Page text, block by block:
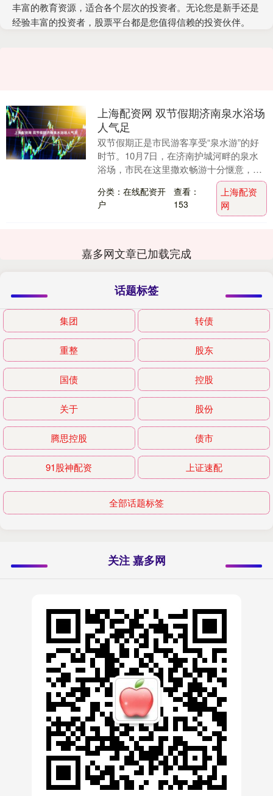
丰富的教育资源，适合各个层次的投资者。无论您是新手还是
经验丰富的投资者，股票平台都是您值得信赖的投资伙伴。
上海配资网 双节假期济南泉水浴场
人气足
双节假期正是市民游客享受“泉水游”的好
时节。10月7日，在济南护城河畔的泉水
浴场，市民在这里撒欢畅游十分惬意，在
享受泉水文化的同时又锻炼了身体。 【来
源：济南日....
分类：在线配资开
户
查看：
153
上海配资
网
嘉多网文章已加载完成
话题标签
集团 转债
重整 股东
国债 控股
关于 股份
腾思控股 债市
91股神配资 上证速配
全部话题标签
关注 嘉多网